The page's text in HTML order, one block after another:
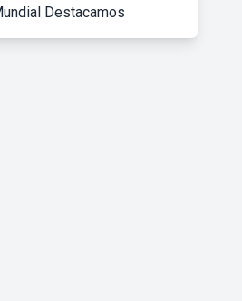
Destacamos